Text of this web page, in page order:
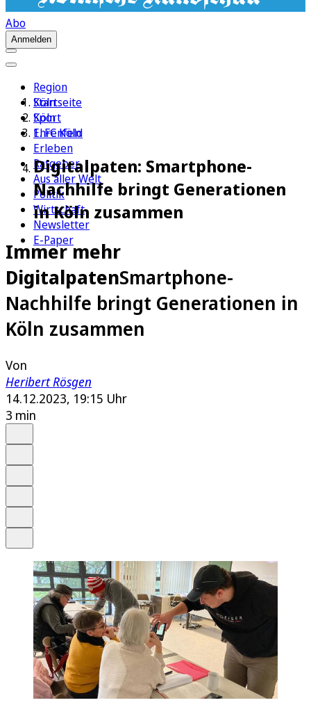
Abo
Anmelden
Region
Köln
Sport
1. FC Köln
Erleben
Ratgeber
Aus aller Welt
Politik
Wirtschaft
Newsletter
E-Paper
Startseite
Köln
Ehrenfeld
Digitalpaten: Smartphone-
Nachhilfe bringt Generationen
in Köln zusammen
Immer mehr
DigitalpatenSmartphone-
Nachhilfe bringt Generationen in
Köln zusammen
Von
Heribert Rösgen
14.12.2023, 19:15 Uhr
3 min